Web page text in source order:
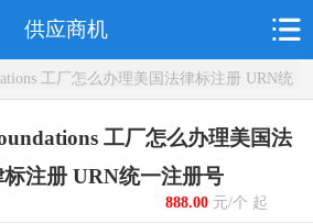
供应商机
工厂怎么办理美国法律标注册 URN统
工厂怎么办理美国法
标注册 URN统一注册号
888.00元/个 起